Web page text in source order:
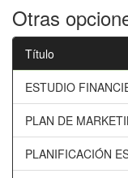
Otras
Título
ESTUDIO
PLAN DE
PLANIFICACIÓN